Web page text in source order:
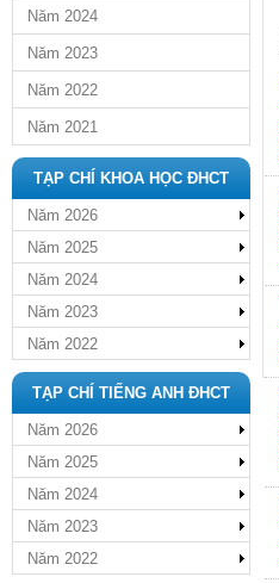
Năm 2024
Năm 2023
Năm 2022
Năm 2021
TẠP CHÍ KHOA HỌC ĐHCT
Năm 2026
Năm 2025
Năm 2024
Năm 2023
Năm 2022
TẠP CHÍ TIẾNG ANH ĐHCT
Năm 2026
Năm 2025
Năm 2024
Năm 2023
Năm 2022